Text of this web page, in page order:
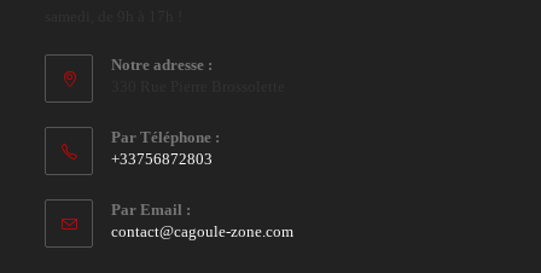
Notre adresse :
Par Téléphone :
+33756872803
Par Email :
contact@cagoule-zone.com